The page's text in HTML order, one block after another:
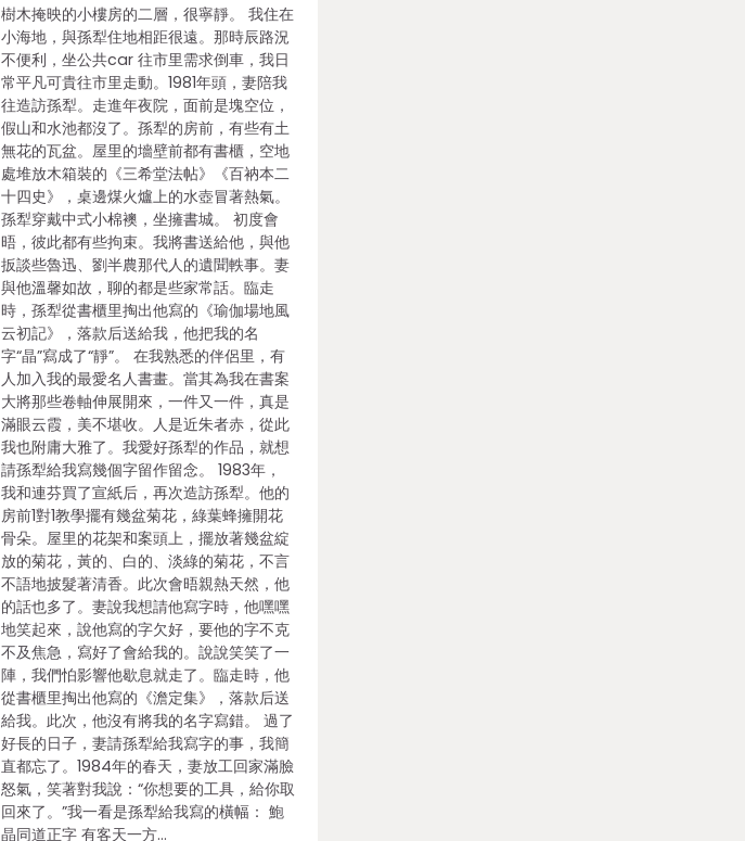
樹木掩映的小樓房的二層，很寧靜。 我住在
小海地，與孫犁住地相距很遠。那時辰路況
不便利，坐公共car 往市里需求倒車，我日
常平凡可貴往市里走動。1981年頭，妻陪我
往造訪孫犁。走進年夜院，面前是塊空位，
假山和水池都沒了。孫犁的房前，有些有土
無花的瓦盆。屋里的墻壁前都有書櫃，空地
處堆放木箱裝的《三希堂法帖》《百衲本二
十四史》，桌邊煤火爐上的水壺冒著熱氣。
孫犁穿戴中式小棉襖，坐擁書城。 初度會
晤，彼此都有些拘束。我將書送給他，與他
扳談些魯迅、劉半農那代人的遺聞軼事。妻
與他溫馨如故，聊的都是些家常話。臨走
時，孫犁從書櫃里掏出他寫的《瑜伽場地風
云初記》，落款后送給我，他把我的名
字“晶”寫成了“靜”。 在我熟悉的伴侶里，有
人加入我的最愛名人書畫。當其為我在書案
大將那些卷軸伸展開來，一件又一件，真是
滿眼云霞，美不堪收。人是近朱者赤，從此
我也附庸大雅了。我愛好孫犁的作品，就想
請孫犁給我寫幾個字留作留念。 1983年，
我和連芬買了宣紙后，再次造訪孫犁。他的
房前1對1教學擺有幾盆菊花，綠葉蜂擁開花
骨朵。屋里的花架和案頭上，擺放著幾盆綻
放的菊花，黃的、白的、淡綠的菊花，不言
不語地披髮著清香。此次會晤親熱天然，他
的話也多了。妻說我想請他寫字時，他嘿嘿
地笑起來，說他寫的字欠好，要他的字不克
不及焦急，寫好了會給我的。說說笑笑了一
陣，我們怕影響他歇息就走了。臨走時，他
從書櫃里掏出他寫的《澹定集》，落款后送
給我。此次，他沒有將我的名字寫錯。 過了
好長的日子，妻請孫犁給我寫字的事，我簡
直都忘了。1984年的春天，妻放工回家滿臉
怒氣，笑著對我說：“你想要的工具，給你取
回來了。”我一看是孫犁給我寫的橫幅： 鮑
晶同道正字 有客天一方…